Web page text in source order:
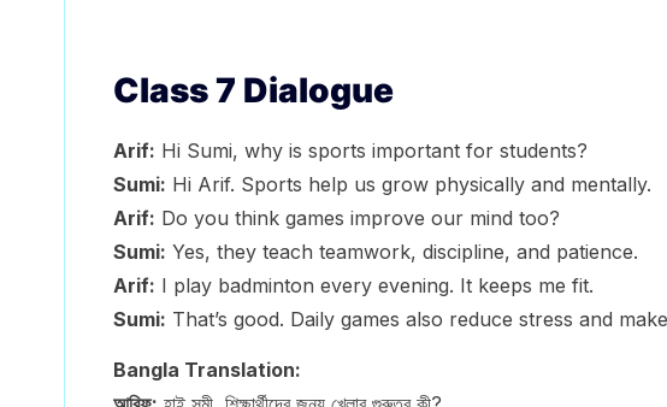
Class 7 Dialogue
Arif: Hi Sumi, why is sports important for students?
Sumi: Hi Arif. Sports help us grow physically and mentally.
Arif: Do you think games improve our mind too?
Sumi: Yes, they teach teamwork, discipline, and patience.
Arif: I play badminton every evening. It keeps me fit.
Sumi: That’s good. Daily games also reduce stress and
Bangla Translation: